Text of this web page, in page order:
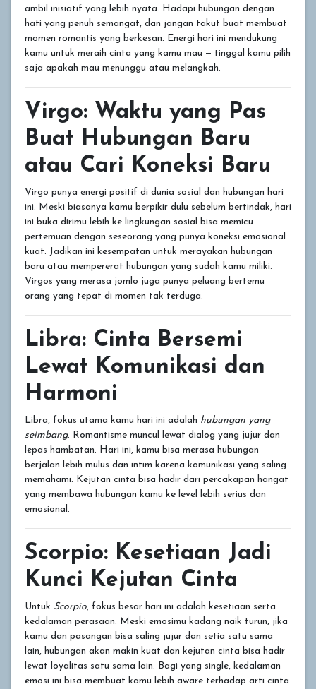
ambil inisiatif yang lebih nyata. Hadapi hubungan dengan
hati yang penuh semangat, dan jangan takut buat membuat
momen romantis yang berkesan. Energi hari ini mendukung
kamu untuk meraih cinta yang kamu mau — tinggal kamu pilih
saja apakah mau menunggu atau melangkah.
Virgo: Waktu yang Pas
Buat Hubungan Baru
atau Cari Koneksi Baru
Virgo punya energi positif di dunia sosial dan hubungan hari
ini. Meski biasanya kamu berpikir dulu sebelum bertindak, hari
ini buka dirimu lebih ke lingkungan sosial bisa memicu
pertemuan dengan seseorang yang punya koneksi emosional
kuat. Jadikan ini kesempatan untuk merayakan hubungan
baru atau mempererat hubungan yang sudah kamu miliki.
Virgos yang merasa jomlo juga punya peluang bertemu
orang yang tepat di momen tak terduga.
Libra: Cinta Bersemi
Lewat Komunikasi dan
Harmoni
Libra, fokus utama kamu hari ini adalah hubungan yang
seimbang. Romantisme muncul lewat dialog yang jujur dan
lepas hambatan. Hari ini, kamu bisa merasa hubungan
berjalan lebih mulus dan intim karena komunikasi yang saling
memahami. Kejutan cinta bisa hadir dari percakapan hangat
yang membawa hubungan kamu ke level lebih serius dan
emosional.
Scorpio: Kesetiaan Jadi
Kunci Kejutan Cinta
Untuk Scorpio, fokus besar hari ini adalah kesetiaan serta
kedalaman perasaan. Meski emosimu kadang naik turun, jika
kamu dan pasangan bisa saling jujur dan setia satu sama
lain, hubungan akan makin kuat dan kejutan cinta bisa hadir
lewat loyalitas satu sama lain. Bagi yang single, kedalaman
emosi ini bisa membuat kamu lebih aware terhadap arti cinta